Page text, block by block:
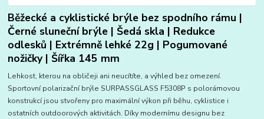
Běžecké a cyklistické brýle bez spodního rámu |
Černé sluneční brýle | Šedá skla | Redukce
odlesků | Extrémně lehké 22g | Pogumované
nožičky | Šířka 145 mm
Lehkost, kterou na obličeji ani neucítíte, a výhled bez omezení.
Sportovní polarizační brýle SURPASSGLASS F5308P s polorámovou
konstrukcí jsou stvořeny pro maximální výkon při běhu, cyklistice i
ostatních outdoorových aktivitách. Díky modernímu designu bez